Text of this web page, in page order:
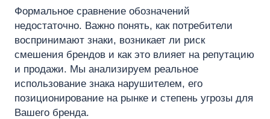
Формальное сравнение обозначений
недостаточно. Важно понять, как потребители
воспринимают знаки, возникает ли риск
смешения брендов и как это влияет на репутацию
и продажи. Мы анализируем реальное
использование знака нарушителем, его
позиционирование на рынке и степень угрозы для
Вашего бренда.